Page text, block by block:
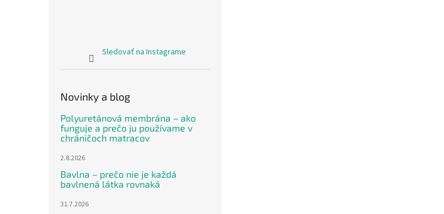
Sledovať na Instagrame
Novinky a blog
Polyuretánová membrána – ako
funguje a prečo ju používame v
chráničoch matracov
2.8.2026
Bavlna – prečo nie je každá
bavlnená látka rovnaká
31.7.2026